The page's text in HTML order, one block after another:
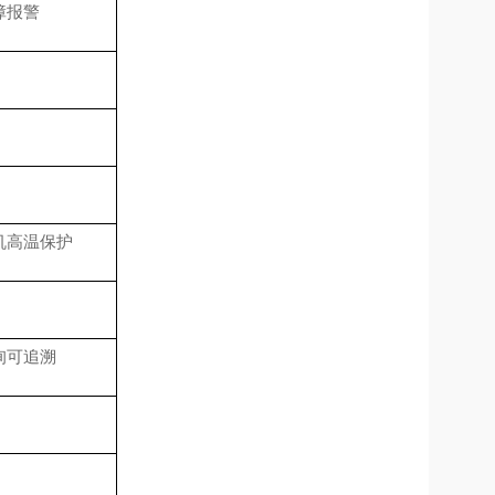
报警
高温保护
可追溯